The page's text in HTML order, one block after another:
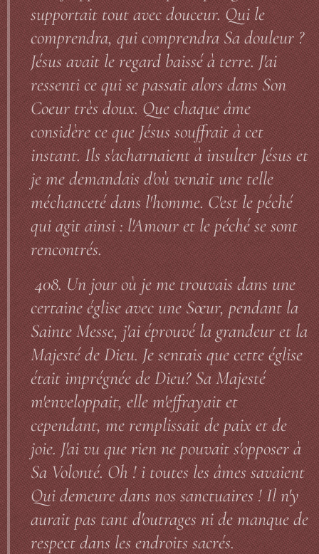
supportait tout avec douceur. Qui le
comprendra, qui comprendra Sa douleur ?
Jésus avait le regard baissé à terre. J'ai
ressenti ce qui se passait alors dans Son
Coeur très doux. Que chaque âme
considère ce que Jésus souffrait à cet
instant. Ils s'acharnaient à insulter Jésus et
je me demandais d'où venait une telle
méchanceté dans l'homme. C'est le péché
qui agit ainsi : l'Amour et le péché se sont
rencontrés.
408. Un jour où je me trouvais dans une
certaine église avec une Sœur, pendant la
Sainte Messe, j'ai éprouvé la grandeur et la
Majesté de Dieu. Je sentais que cette église
était imprégnée de Dieu? Sa Majesté
m'enveloppait, elle m'effrayait et
cependant, me remplissait de paix et de
joie. J'ai vu que rien ne pouvait s'opposer à
Sa Volonté. Oh ! i toutes les âmes savaient
Qui demeure dans nos sanctuaires ! Il n'y
aurait pas tant d'outrages ni de manque de
respect dans les endroits sacrés.